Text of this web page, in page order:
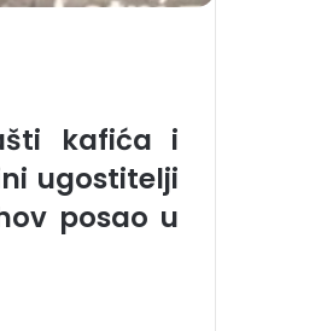
kafića i
ugostitelji
posao u